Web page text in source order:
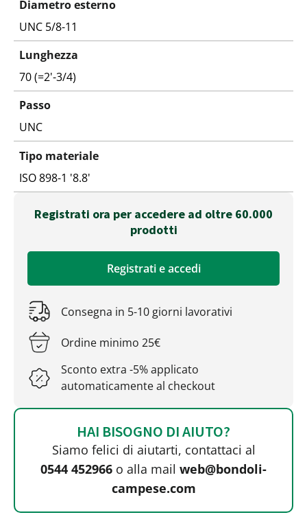
Diametro esterno
UNC 5/8-11
Lunghezza
70 (=2'-3/4)
Passo
UNC
Tipo materiale
ISO 898-1 '8.8'
Registrati ora per accedere ad oltre 60.000
prodotti
Registrati e accedi
Consegna in 5-10 giorni lavorativi
Ordine minimo 25€
Sconto extra -5% applicato
automaticamente al checkout
HAI BISOGNO DI AIUTO?
Siamo felici di aiutarti, contattaci al
0544 452966 o alla mail web@bondoli-
campese.com